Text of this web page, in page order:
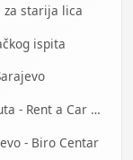
za starija lica
ispita
Car Rental - Mietwagen - Iznajmljivanje auta - Rent a Car Bihać
- Biro Centar